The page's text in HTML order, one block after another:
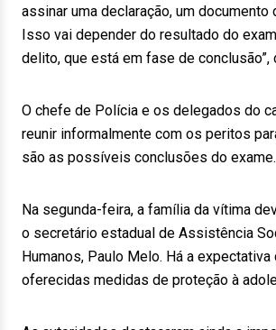
assinar uma declaração, um documento
Isso vai depender do resultado do
delito, que está em fase de
O chefe de Polícia e os delegados do
reunir informalmente com os peritos
são as possíveis conclusões do exame.
Na segunda-feira, a família da vítima
o secretário estadual de Assistência
Humanos, Paulo Melo. Há a
oferecidas medidas de proteção à